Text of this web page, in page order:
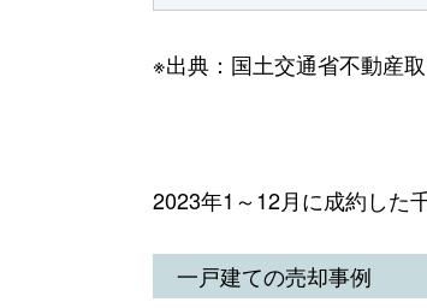
※出典：国土交通省不動産
2023年1～12月に成約した
一戸建ての売却事例